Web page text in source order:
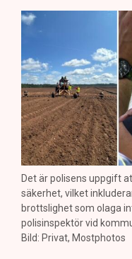
Det är polisens uppgift
säkerhet, vilket
brottslighet som olaga
polisinspektör vid
Bild: Privat, Mostphotos